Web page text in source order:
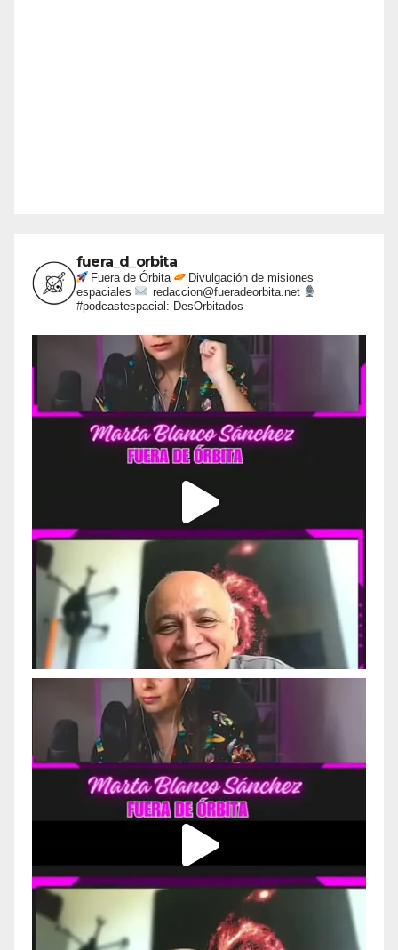
fuera_d_orbita
Fuera de Órbita
Divulgación de misiones
espaciales
redaccion@fueradeorbita.net
#podcastespacial: DesOrbitados